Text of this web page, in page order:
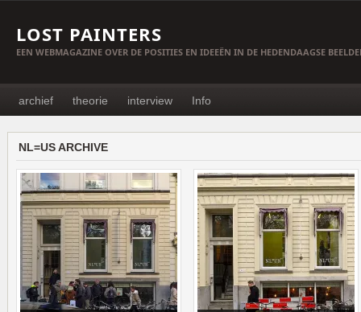
LOST PAINTERS
EEN WEBMAGAZINE OVER DE POSITIES EN IDEEËN IN DE HEDENDAAGSE
archief theorie interview Info
NL=US ARCHIVE